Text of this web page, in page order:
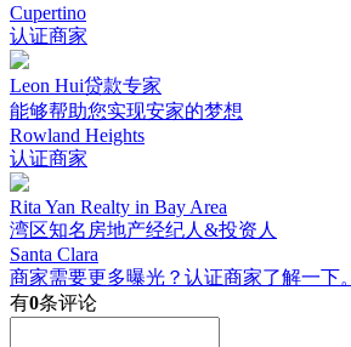
Cupertino
认证商家
Leon Hui贷款专家
能够帮助您实现安家的梦想
Rowland Heights
认证商家
Rita Yan Realty in Bay Area
湾区知名房地产经纪人&投资人
Santa Clara
商家需要更多曝光？认证商家了解一下。
有0条评论